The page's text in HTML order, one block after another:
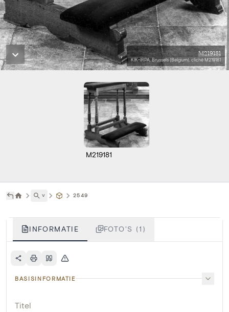
M219181
KIK-IRPA, Brussels (Belgium), cliché M219181
M219181
˅ 2549
INFORMATIE FOTO'S (1)
BASISINFORMATIE
Titel